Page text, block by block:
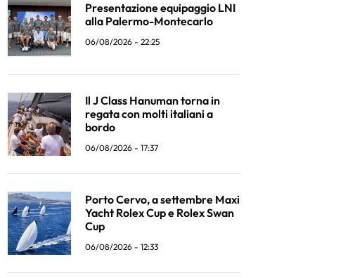
Presentazione equipaggio LNI
alla Palermo-Montecarlo
06/08/2026 - 22:25
Il J Class Hanuman torna in
regata con molti italiani a
bordo
06/08/2026 - 17:37
Porto Cervo, a settembre Maxi
Yacht Rolex Cup e Rolex Swan
Cup
06/08/2026 - 12:33